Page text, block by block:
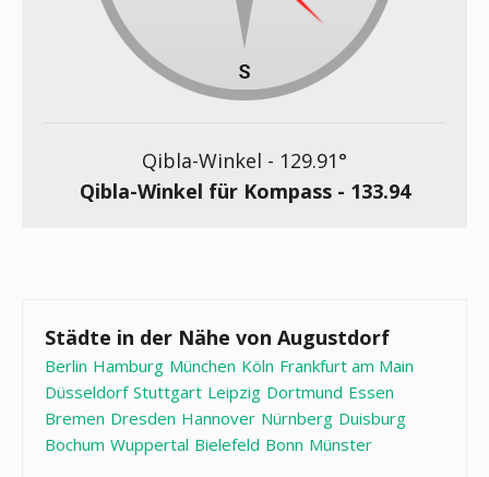
Qibla-Winkel - 129.91°
Qibla-Winkel für Kompass - 133.94
Städte in der Nähe von Augustdorf
Berlin Hamburg München Köln Frankfurt am Main
Düsseldorf Stuttgart Leipzig Dortmund Essen
Bremen Dresden Hannover Nürnberg Duisburg
Bochum Wuppertal Bielefeld Bonn Münster